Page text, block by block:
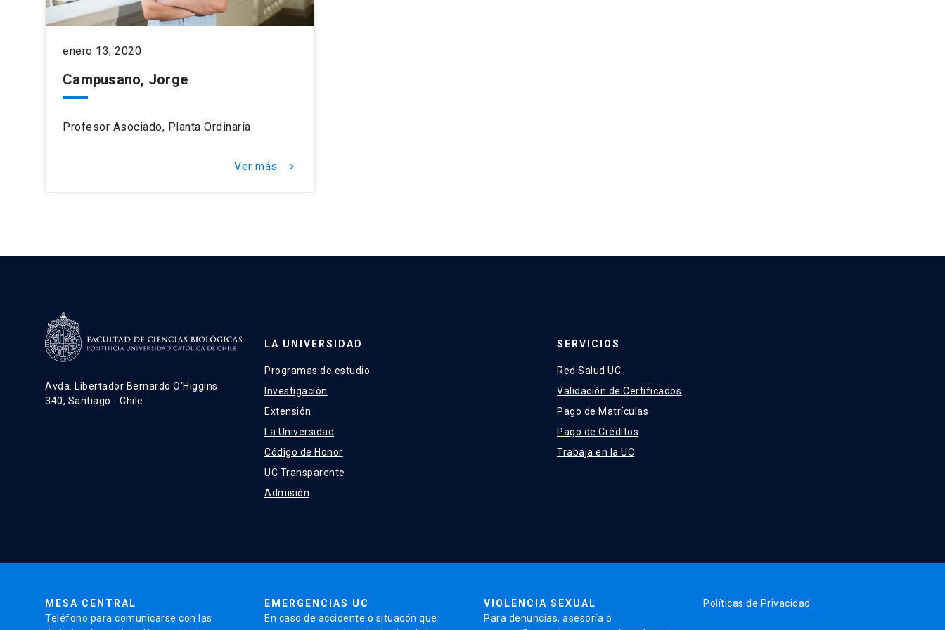
enero 13, 2020
Campusano, Jorge
Profesor Asociado, Planta Ordinaria
Ver más keyboard_arrow_right
Avda. Libertador Bernardo O’Higgins
340, Santiago - Chile
LA UNIVERSIDAD
Programas de estudio
Investigación
Extensión
La Universidad
Código de Honor
UC Transparente
Admisión
SERVICIOS
Red Salud UC
Validación de Certificados
Pago de Matrículas
Pago de Créditos
Trabaja en la UC
MESA CENTRAL
Teléfono para comunicarse con las
EMERGENCIAS UC
En caso de accidente o situacón que
VIOLENCIA SEXUAL
Para denuncias, asesoría o
Políticas de Privacidad